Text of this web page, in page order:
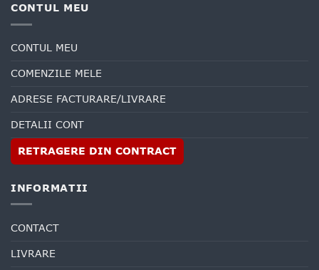
CONTUL MEU
CONTUL MEU
COMENZILE MELE
ADRESE FACTURARE/LIVRARE
DETALII CONT
RETRAGERE DIN CONTRACT
INFORMATII
CONTACT
LIVRARE